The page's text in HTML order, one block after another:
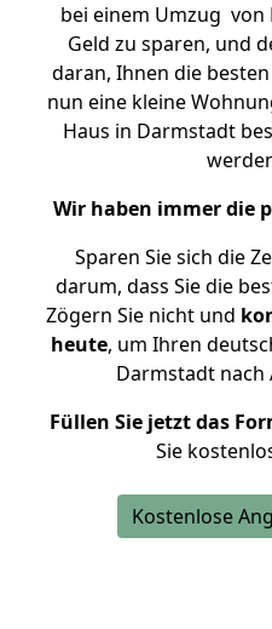
bei einem Umzug von
Geld zu sparen, und
daran, Ihnen die
nun eine kleine
Haus in Darmstadt
Wir haben immer die
Sparen Sie sich die
darum, dass Sie die
Zögern Sie nicht und
heute, um Ihren
Darmstadt nach
Füllen Sie jetzt das
Sie
Kostenlose